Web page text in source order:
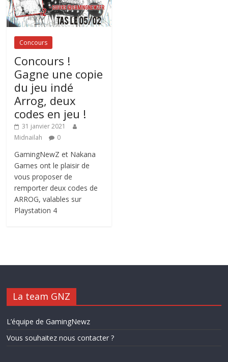
Concours
Concours !
Gagne une copie
du jeu indé
Arrog, deux
codes en jeu !
31 janvier 2021
Midnailah
0
GamingNewZ et Nakana
Games ont le plaisir de
vous proposer de
remporter deux codes de
ARROG, valables sur
Playstation 4
La team GNZ
L’équipe de GamingNewz
Vous souhaitez nous contacter ?